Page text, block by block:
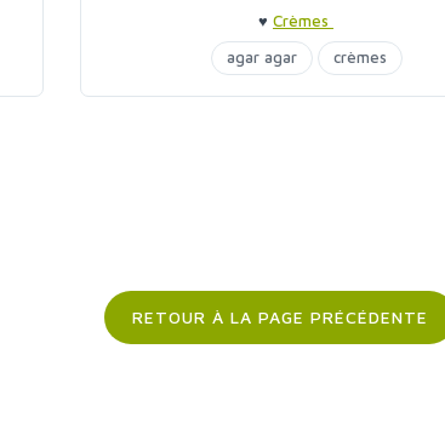
♥ Crèmes
agar agar
crèmes
RETOUR À LA PAGE PRÉCÉDENTE